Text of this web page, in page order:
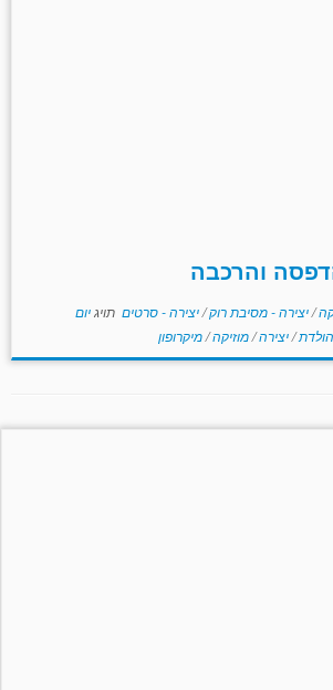
והרכבה
/יצירה - מסיבת רוק/יצירה - סרטים תויגיום
הולדת/יצירה/מוזיקה/מיקרופון